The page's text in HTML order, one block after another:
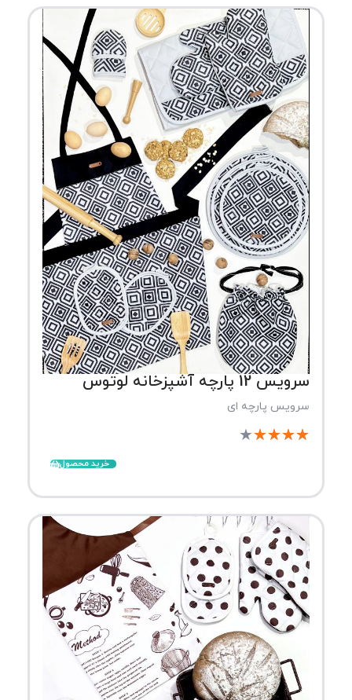
سرویس 12 پارچه آشپزخانه لوتوس
سرویس پارچه ای
★
★
★
★
★
خرید محصول